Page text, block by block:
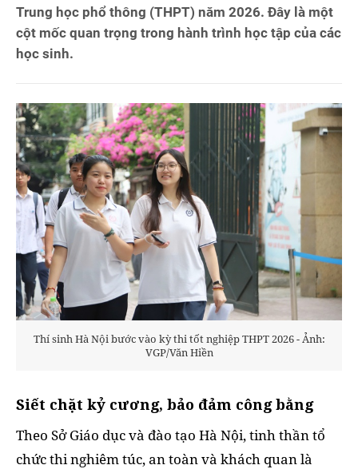
Trung học phổ thông (THPT) năm 2026. Đây là một
cột mốc quan trọng trong hành trình học tập của các
học sinh.
Thí sinh Hà Nội bước vào kỳ thi tốt nghiệp THPT 2026 - Ảnh:
VGP/Văn Hiền
Siết chặt kỷ cương, bảo đảm công bằng
Theo Sở Giáo dục và đào tạo Hà Nội, tinh thần tổ
chức thi nghiêm túc, an toàn và khách quan là